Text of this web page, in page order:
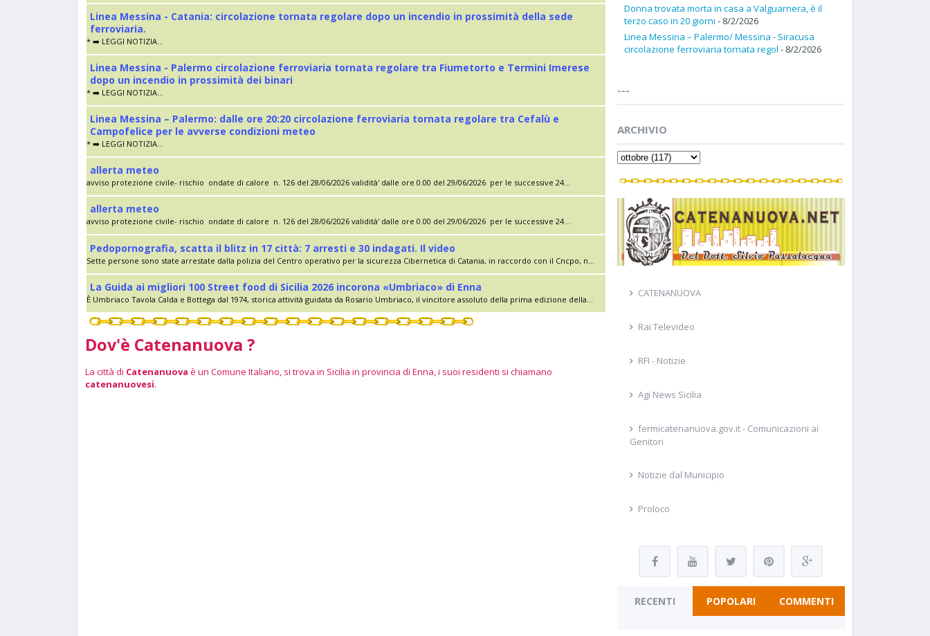
Linea Messina - Catania: circolazione tornata regolare dopo un incendio in prossimità della sede
ferroviaria.
* ➡️ LEGGI NOTIZIA...
Linea Messina - Palermo circolazione ferroviaria tornata regolare tra Fiumetorto e Termini Imerese
dopo un incendio in prossimità dei binari
* ➡️ LEGGI NOTIZIA...
Linea Messina – Palermo: dalle ore 20:20 circolazione ferroviaria tornata regolare tra Cefalù e
Campofelice per le avverse condizioni meteo
* ➡️ LEGGI NOTIZIA...
allerta meteo
avviso protezione civile- rischio ondate di calore n. 126 del 28/06/2026 validità' dalle ore 0.00 del 29/06/2026 per le successive 24...
allerta meteo
avviso protezione civile- rischio ondate di calore n. 126 del 28/06/2026 validità' dalle ore 0.00 del 29/06/2026 per le successive 24...
Pedopornografia, scatta il blitz in 17 città: 7 arresti e 30 indagati. Il video
Sette persone sono state arrestate dalla polizia del Centro operativo per la sicurezza Cibernetica di Catania, in raccordo con il Cncpo, n...
La Guida ai migliori 100 Street food di Sicilia 2026 incorona «Umbriaco» di Enna
È Umbriaco Tavola Calda e Bottega dal 1974, storica attività guidata da Rosario Umbriaco, il vincitore assoluto della prima edizione della...
Dov'è Catenanuova ?
La città di Catenanuova è un Comune Italiano, si trova in Sicilia in provincia di Enna, i suoi residenti si chiamano
catenanuovesi.
Donna trovata morta in casa a Valguarnera, è il
terzo caso in 20 giorni - 8/2/2026
Linea Messina – Palermo/ Messina - Siracusa
circolazione ferroviaria tornata regol - 8/2/2026
---
ARCHIVIO
CATENANUOVA
Rai Televideo
RFI - Notizie
Agi News Sicilia
fermicatenanuova.gov.it - Comunicazioni ai
Genitori
Notizie dal Municipio
Proloco
RECENTI POPOLARI COMMENTI